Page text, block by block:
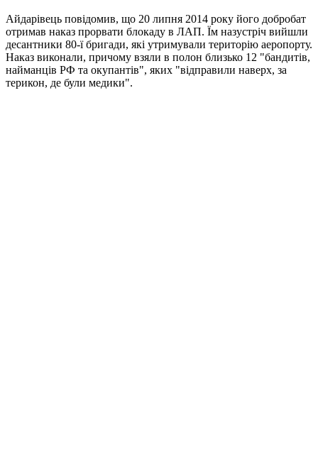
Айдарівець повідомив, що 20 липня 2014 року його добробат
отримав наказ прорвати блокаду в ЛАП. Їм назустріч вийшли
десантники 80-ї бригади, які утримували територію аеропорту.
Наказ виконали, причому взяли в полон близько 12 "бандитів,
найманців РФ та окупантів", яких "відправили наверх, за
терикон, де були медики".